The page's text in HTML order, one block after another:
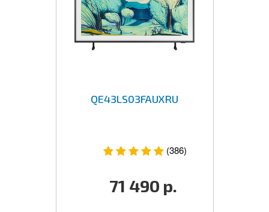
QE43LS03FAUXRU
(386)
71 490 р.